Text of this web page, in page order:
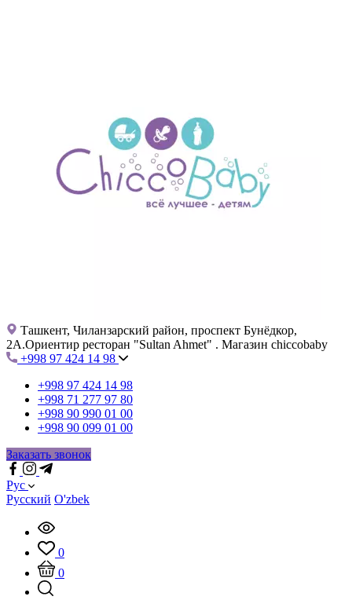
Ташкент, Чиланзарский район, проспект Бунёдкор,
2А.Ориентир ресторан "Sultan Ahmet" . Магазин chiccobaby
+998 97 424 14 98
+998 97 424 14 98
+998 71 277 97 80
+998 90 990 01 00
+998 90 099 01 00
Заказать звонок
Рус
Русский O'zbek
0
0